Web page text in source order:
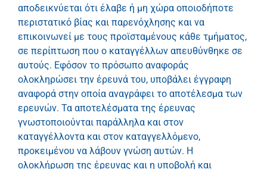
αποδεικνύεται ότι έλαβε ή μη χώρα οποιοδήποτε
περιστατικό βίας και παρενόχλησης και να
επικοινωνεί με τους προϊσταμένους κάθε τμήματος,
σε περίπτωση που ο καταγγέλλων απευθύνθηκε σε
αυτούς. Εφόσον το πρόσωπο αναφοράς
ολοκληρώσει την έρευνά του, υποβάλει έγγραφη
αναφορά στην οποία αναγράφει το αποτέλεσμα των
ερευνών. Τα αποτελέσματα της έρευνας
γνωστοποιούνται παράλληλα και στον
καταγγέλλοντα και στον καταγγελλόμενο,
προκειμένου να λάβουν γνώση αυτών. Η
ολοκλήρωση της έρευνας και η υποβολή και